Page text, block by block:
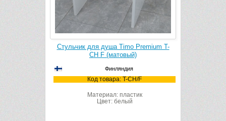
Стульчик для душа Timo Premium T-
CH F (матовый)
Финляндия
Код товара: T-CH/F
Материал: пластик
Цвет: белый